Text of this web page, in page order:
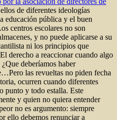
de diferentes ideologías
educación pública y el buen
centros escolares no son
y no puede aplicarse a su
ni los principios que
derecho a reaccionar cuando algo
deberíamos haber
las revueltas no piden fecha
ocurren cuando diferentes
punto y todo estalla. Este
y quien no quiera entender
no es argumento: siempre
ello debemos renunciar a